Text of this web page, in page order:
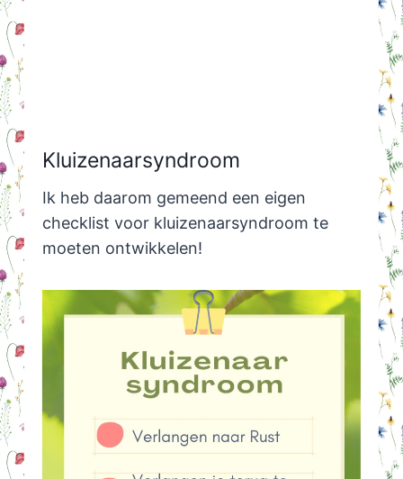
Kluizenaarsyndroom
Ik heb daarom gemeend een eigen
checklist voor kluizenaarsyndroom te
moeten ontwikkelen!